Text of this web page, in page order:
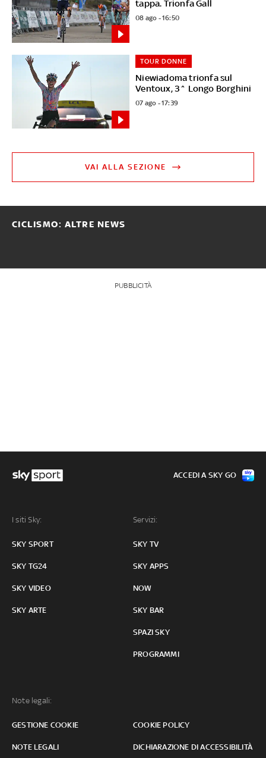
tappa. Trionfa Gall
08 ago - 16:50
Niewiadoma trionfa sul
Ventoux, 3^ Longo Borghini
TOUR DONNE
07 ago - 17:39
VAI ALLA SEZIONE
CICLISMO: ALTRE NEWS
PUBBLICITÀ
I siti Sky:
SKY SPORT
SKY TG24
SKY VIDEO
SKY ARTE
Servizi:
SKY TV
SKY APPS
NOW
SKY BAR
SPAZI SKY
PROGRAMMI
Note legali:
GESTIONE COOKIE COOKIE POLICY
NOTE LEGALI DICHIARAZIONE DI ACCESSIBILITÀ
ACCEDI A SKY GO